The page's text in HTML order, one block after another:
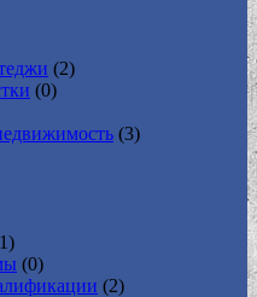
(2)
(0)
(3)
(0)
(2)